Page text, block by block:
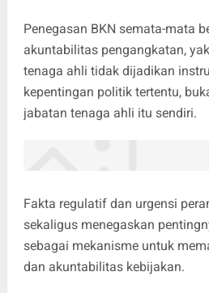
Penegasan BKN semata-mata
akuntabilitas pengangkatan,
tenaga ahli tidak dijadikan
kepentingan politik tertentu,
jabatan tenaga ahli itu sendiri.
Fakta regulatif dan urgensi
sekaligus menegaskan
sebagai mekanisme untuk
dan akuntabilitas kebijakan.